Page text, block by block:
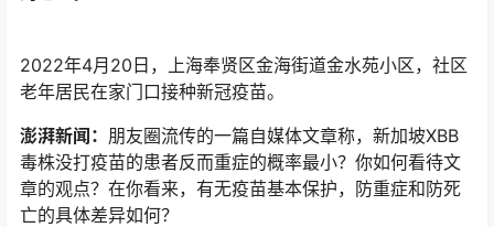
2022年4月20日，上海奉贤区金海街道金水苑小区，社区
老年居民在家门口接种新冠疫苗。
澎湃新闻： 朋友圈流传的一篇自媒体文章称，新加坡XBB
毒株没打疫苗的患者反而重症的概率最小？你如何看待文
章的观点？在你看来，有无疫苗基本保护，防重症和防死
亡的具体差异如何？